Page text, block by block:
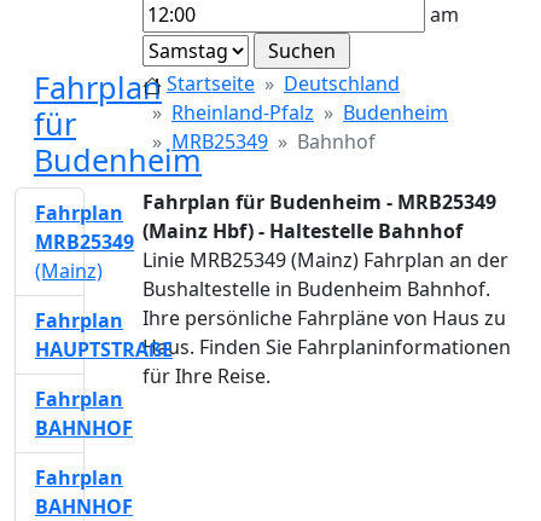
am
Fahrplan
für
Budenheim
Startseite
Deutschland
Rheinland-Pfalz
Budenheim
MRB25349
Bahnhof
Fahrplan für Budenheim - MRB25349
(Mainz Hbf) - Haltestelle Bahnhof
Linie MRB25349 (Mainz) Fahrplan an der
Bushaltestelle in Budenheim Bahnhof.
Ihre persönliche Fahrpläne von Haus zu
Haus. Finden Sie Fahrplaninformationen
für Ihre Reise.
Fahrplan
MRB25349
(Mainz)
Fahrplan
HAUPTSTRAßE
Fahrplan
BAHNHOF
Fahrplan
BAHNHOF